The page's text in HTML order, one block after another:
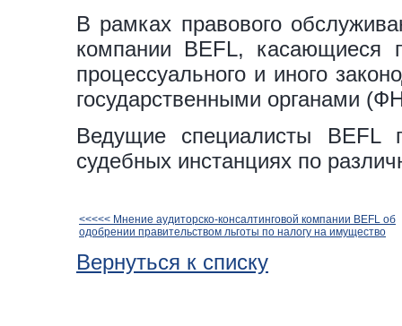
В рамках правового
компании BEFL, касающиеся
процессуального и иного
государственными органами
Ведущие специалисты BEFL
судебных инстанциях по
<<<<< Мнение аудиторско-консалтинговой компании BEFL об
одобрении правительством льготы по налогу на имущество
Вернуться к списку